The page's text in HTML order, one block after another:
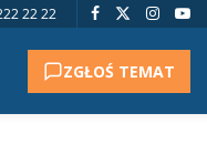
22 22
ZGŁOŚ TEMAT